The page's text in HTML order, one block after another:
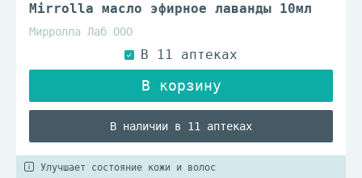
Mirrolla масло эфирное лаванды 10мл
Мирролла Лаб ООО
В наличии в 11 аптеках
Улучшает состояние кожи и волос